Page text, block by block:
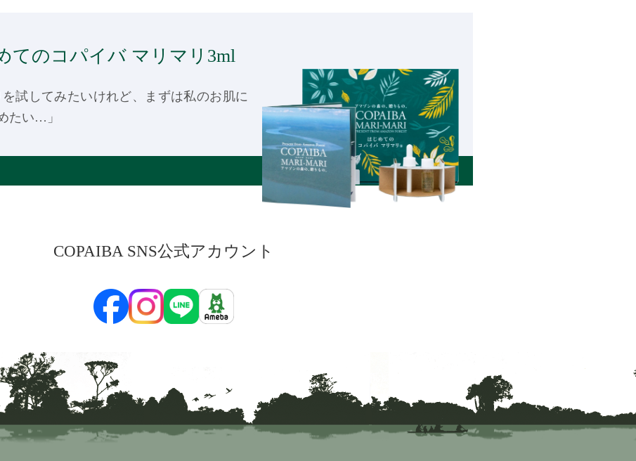
てのコパイバ マリマリ3ml
を試してみたいけれど、まずは私のお肌に
たい…」
COPAIBA SNS公式アカウント